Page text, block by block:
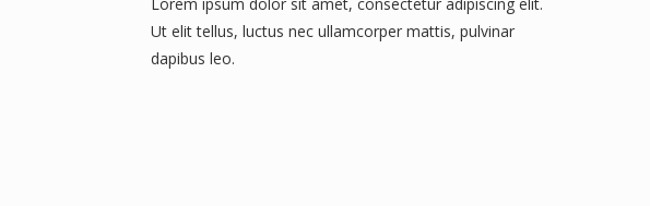
Ut elit tellus, luctus nec ullamcorper mattis, pulvinar
dapibus leo.